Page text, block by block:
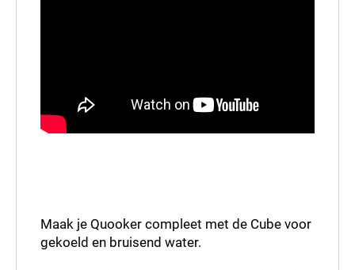
Maak je Quooker compleet met de Cube voor
gekoeld en bruisend water.